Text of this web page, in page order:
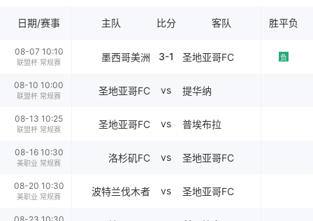
日期/赛事 主队 比分 客队 胜平负
08-07 10:10
联盟杯 常规赛 墨西哥美洲 3-1 圣地亚哥FC 负
08-10 10:00
联盟杯 常规赛 圣地亚哥FC vs 提华纳
08-13 10:25
联盟杯 常规赛 圣地亚哥FC vs 普埃布拉
08-16 10:30
美职业 常规赛 洛杉矶FC vs 圣地亚哥FC
08-20 10:30
美职业 常规赛 波特兰伐木者 vs 圣地亚哥FC